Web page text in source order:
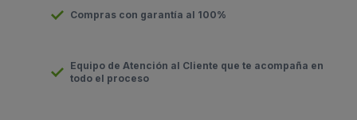
Compras con garantía al 100%
Equipo de Atención al Cliente que te acompaña en
todo el proceso